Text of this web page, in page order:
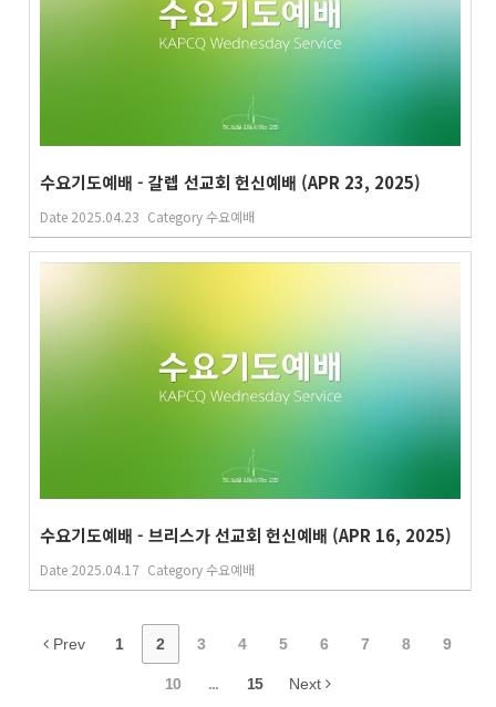
수요기도예배 - 갈렙 선교회 헌신예배 (APR 23, 2025)
Date 2025.04.23 Category수요예배
수요기도예배 - 브리스가 선교회 헌신예배 (APR 16, 2025)
Date 2025.04.17 Category수요예배
Prev 1 2 3 4 5 6 7 8 9
10 ... 15 Next